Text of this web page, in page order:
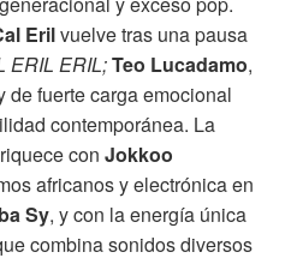
Erilvuelve tras una pausa
ERIL ERIL;Teo Lucadamo,
de fuerte carga emocional
contemporánea. La
con Jokkoo
africanos y electrónica en
Sy, y con la energía única
combina sonidos diversos